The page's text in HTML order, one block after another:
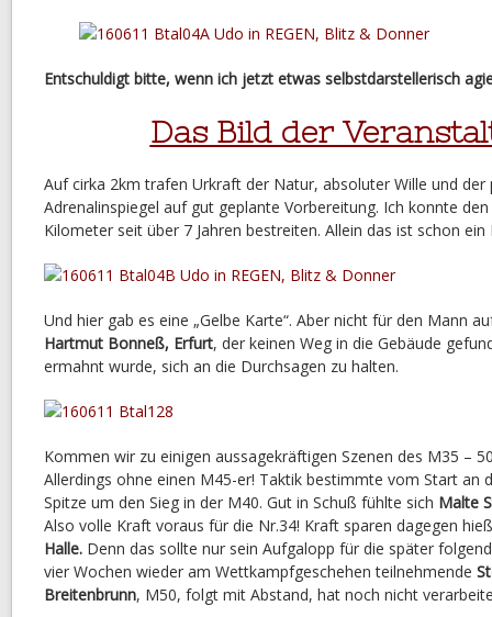
Entschuldigt bitte, wenn ich jetzt etwas selbstdarstellerisch
Das Bild der
Auf cirka 2km trafen Urkraft der Natur, absoluter Wille und der
Adrenalinspiegel auf gut geplante Vorbereitung. Ich konnte
Kilometer seit über 7 Jahren bestreiten. Allein das ist schon ein
Und hier gab es eine „Gelbe Karte“. Aber nicht für den Mann
Hartmut Bonneß, Erfurt, der keinen Weg in die Gebäude
ermahnt wurde, sich an die Durchsagen zu halten.
Kommen wir zu einigen aussagekräftigen Szenen des M35 –
Allerdings ohne einen M45-er! Taktik bestimmte vom Start an
Spitze um den Sieg in der M40. Gut in Schuß fühlte sich Malte
Also volle Kraft voraus für die Nr.34! Kraft sparen dagegen
Halle. Denn das sollte nur sein Aufgalopp für die später
vier Wochen wieder am Wettkampfgeschehen teilnehmende
Breitenbrunn, M50, folgt mit Abstand, hat noch nicht